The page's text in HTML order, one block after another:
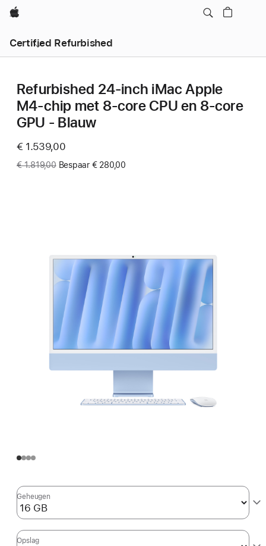
Apple
Certified Refurbished
Refurbished 24‑inch iMac Apple
M4-chip met 8‑core CPU en 8‑core
GPU - Blauw
Now
€ 1.539,00
Was
€ 1.819,00 Bespaar € 280,00
Geheugen
Opslag